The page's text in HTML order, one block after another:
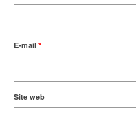
E-mail *
Site web